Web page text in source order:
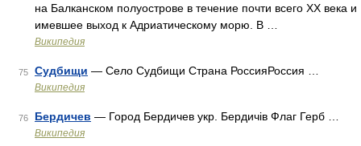
на Балканском полуострове в течение почти всего XX века и
имевшее выход к Адриатическому морю. В …
Википедия
75 Судбищи — Село Судбищи Страна РоссияРоссия …
Википедия
76 Бердичев — Город Бердичев укр. Бердичів Флаг Герб …
Википедия